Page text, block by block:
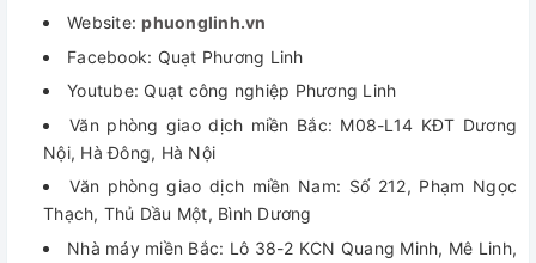
Website:phuonglinh.vn
Facebook: Quạt Phương Linh
Youtube: Quạt công nghiệp Phương Linh
Văn phòng giao dịch miền Bắc: M08-L14 KĐT Dương
Nội, Hà Đông, Hà Nội
Văn phòng giao dịch miền Nam: Số 212, Phạm Ngọc
Thạch, Thủ Dầu Một, Bình Dương
Nhà máy miền Bắc: Lô 38-2 KCN Quang Minh, Mê Linh,